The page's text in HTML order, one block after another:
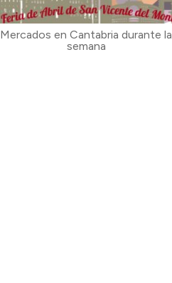
Mercados en Cantabria durante la
semana